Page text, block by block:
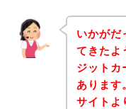
いかがだ
てきたよ
ジットカ
あります
サイトよ